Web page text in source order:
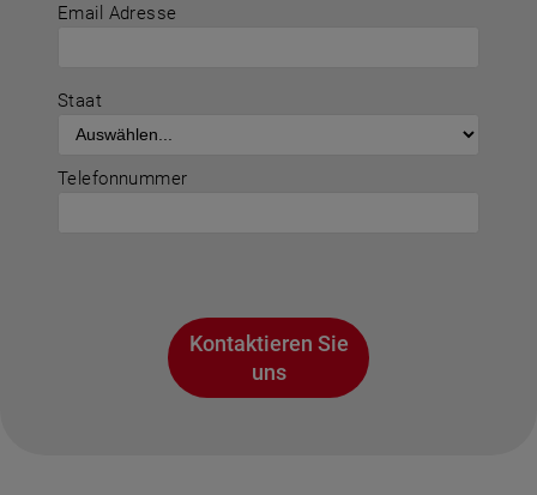
Email Adresse
Staat
Telefonnummer
Kontaktieren Sie
uns